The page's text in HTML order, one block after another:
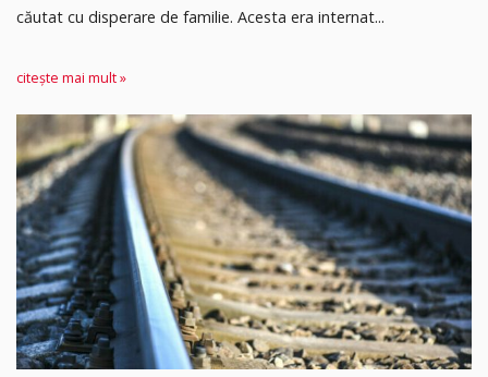
căutat cu disperare de familie. Acesta era internat...
citește mai mult »